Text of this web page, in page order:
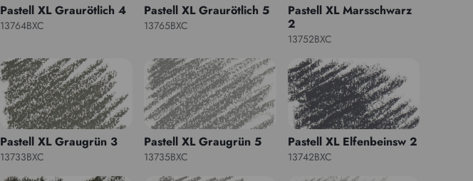
Pastell XL Graurötlich 4
13764BXC
Pastell XL Graurötlich 5
13765BXC
Pastell XL Marsschwarz
2
13752BXC
Pastell XL Graugrün 3
13733BXC
Pastell XL Graugrün 5
13735BXC
Pastell XL Elfenbeinsw 2
13742BXC